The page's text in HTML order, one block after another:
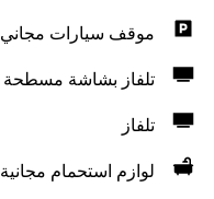
موقف سيارات مجاني
تلفاز بشاشة مسطحة
تلفاز
لوازم استحمام مجانية